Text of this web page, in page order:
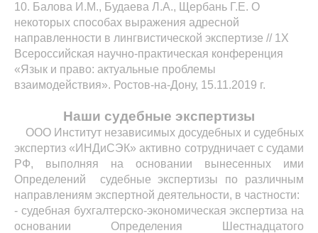
10. Балова И.М., Будаева Л.А., Щербань Г.Е. О
некоторых способах выражения адресной
направленности в лингвистической экспертизе // 1Х
Всероссийская научно-практическая конференция
«Язык и право: актуальные проблемы
взаимодействия». Ростов-на-Дону, 15.11.2019 г.
Наши судебные экспертизы
ООО Институт независимых досудебных и судебных
экспертиз «ИНДиСЭК» активно сотрудничает с судами
РФ, выполняя на основании вынесенных ими
Определений судебные экспертизы по различным
направлениям экспертной деятельности, в частности:
- судебная бухгалтерско-экономическая экспертиза на
основании Определения Шестнадцатого